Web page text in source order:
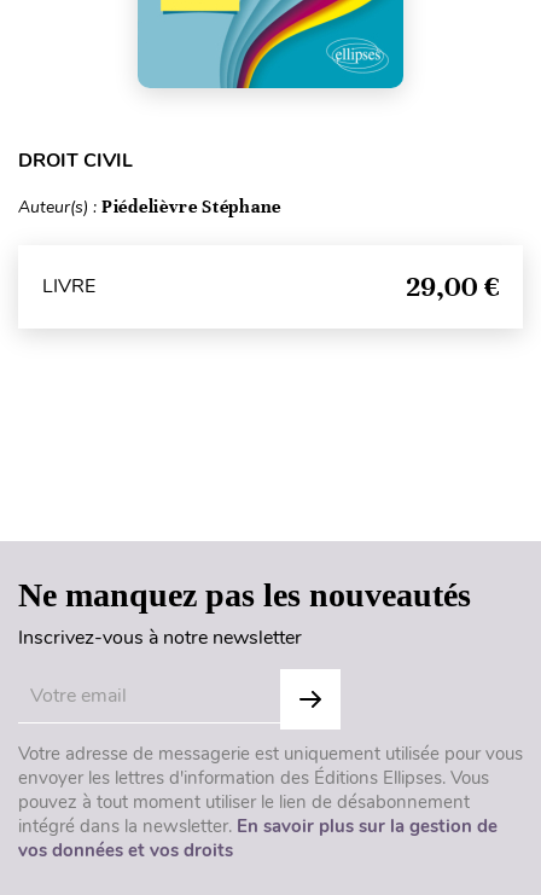
DROIT CIVIL
Auteur(s) : Piédelièvre Stéphane
LIVRE 29,00 €
Ne manquez pas les nouveautés
Inscrivez-vous à notre newsletter
Votre adresse de messagerie est uniquement utilisée pour vous
envoyer les lettres d'information des Éditions Ellipses. Vous
pouvez à tout moment utiliser le lien de désabonnement
intégré dans la newsletter. En savoir plus sur la gestion de
vos données et vos droits